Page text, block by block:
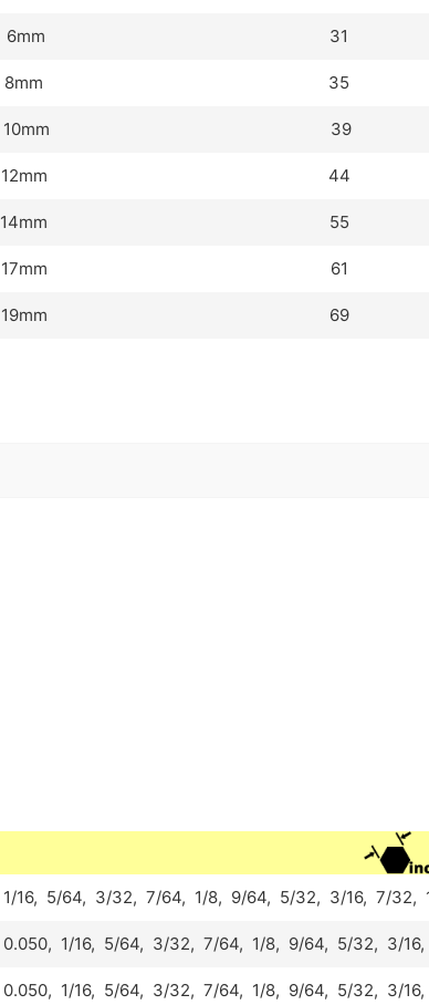
6mm 31
8mm 35
10mm 39
12mm 44
14mm 55
17mm 61
19mm 69
1/16, 5/64, 3/32, 7/64, 1/8, 9/64, 5/32, 3/16, 7/32,
0.050, 1/16, 5/64, 3/32, 7/64, 1/8, 9/64, 5/32, 3/
0.050, 1/16, 5/64, 3/32, 7/64, 1/8, 9/64, 5/32, 3/